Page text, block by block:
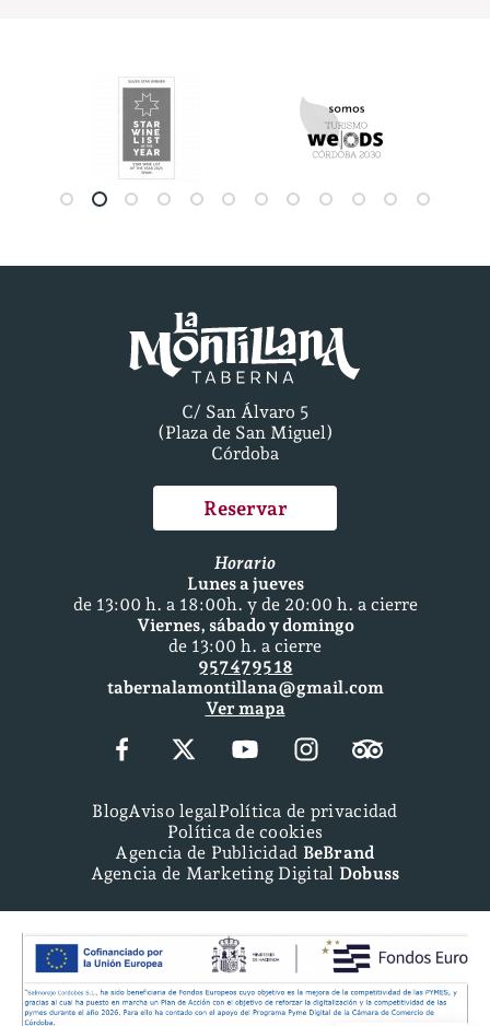
C/ San Álvaro 5
(Plaza de San Miguel)
Córdoba
Reservar
Horario
Lunes a jueves
de 13:00 h. a 18:00h. y de 20:00 h. a cierre
Viernes, sábado y domingo
de 13:00 h. a cierre
957 47 95 18
tabernalamontillana@gmail.com
Ver mapa
BlogAviso legal Política de privacidad
Política de cookies
Agencia de Publicidad BeBrand
Agencia de Marketing Digital Dobuss